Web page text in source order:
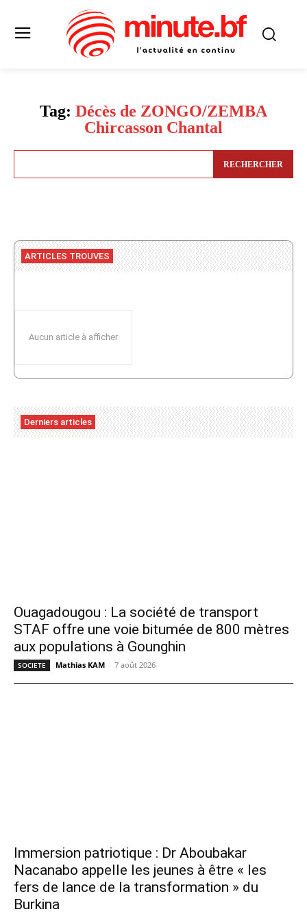
Tag: Décès de ZONGO/ZEMBA
Chircasson Chantal
RECHERCHER
ARTICLES TROUVES
Aucun article à afficher
Derniers articles
Ouagadougou : La société de transport
STAF offre une voie bitumée de 800 mètres
aux populations à Gounghin
SOCIETE Mathias KAM - 7 août 2026
Immersion patriotique : Dr Aboubakar
Nacanabo appelle les jeunes à être « les
fers de lance de la transformation » du
Burkina